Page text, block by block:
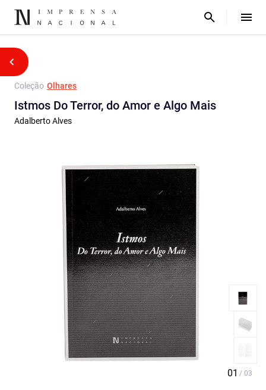
Coleção Olhares
Istmos Do Terror, do Amor e Algo Mais
Adalberto Alves